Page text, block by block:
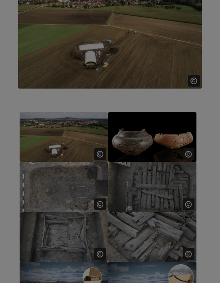
Show larger version for:Show larger version for:
Show larger version for:Show larger version for:
Show larger version for:Show larger version for:
Show larger version for: Show larger version for: